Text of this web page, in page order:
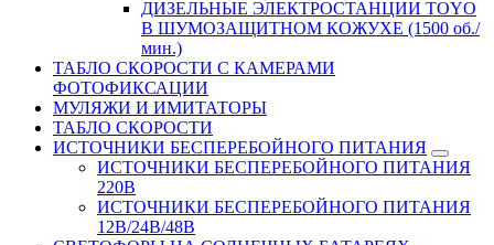
ДИЗЕЛЬНЫЕ ЭЛЕКТРОСТАНЦИИ TOYO
В ШУМОЗАЩИТНОМ КОЖУХЕ (1500 об./
мин.)
ТАБЛО СКОРОСТИ С КАМЕРАМИ
ФОТОФИКСАЦИИ
МУЛЯЖИ И ИМИТАТОРЫ
ТАБЛО СКОРОСТИ
ИСТОЧНИКИ БЕСПЕРЕБОЙНОГО ПИТАНИЯ
ИСТОЧНИКИ БЕСПЕРЕБОЙНОГО ПИТАНИЯ
220В
ИСТОЧНИКИ БЕСПЕРЕБОЙНОГО ПИТАНИЯ
12В/24В/48В